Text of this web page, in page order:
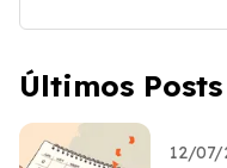
Últimos Posts
12/07/